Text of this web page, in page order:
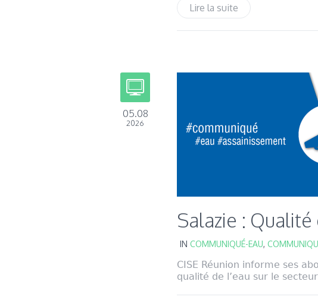
Lire la suite
05.08
2026
Salazie :
IN COMMUNIQUÉ-EAU,
CISE Réunion informe ses
qualité de l’eau sur le